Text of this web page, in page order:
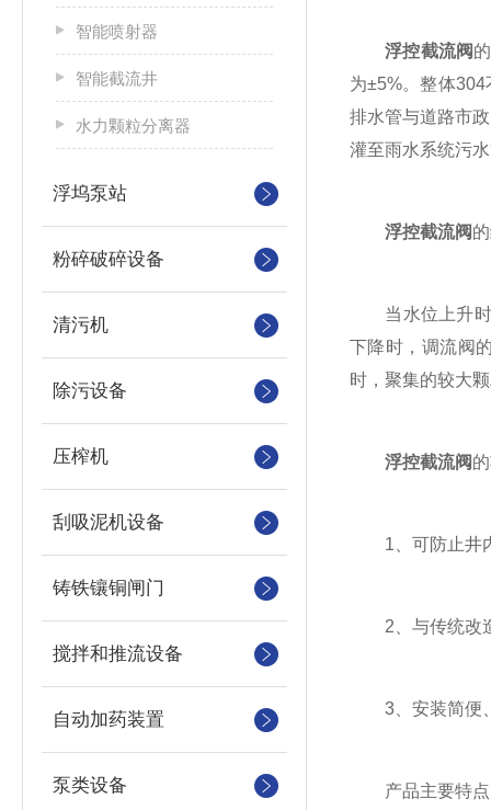
智能喷射器
智能截流井
水力颗粒分离器
浮坞泵站
粉碎破碎设备
清污机
除污设备
压榨机
刮吸泥机设备
铸铁镶铜闸门
搅拌和推流设备
自动加药装置
泵类设备
浮控截流阀
为±5%。整体
排水管与道路市
灌至雨水系统污
浮控截流阀
当水位上升时
下降时，调流阀
时，聚集的较大
浮控截流阀
1、可防止井
2、与传统改造
3、安装简便、
产品主要特点